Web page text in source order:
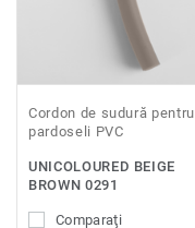
Cordon de sudură pentru
pardoseli PVC
UNICOLOURED BEIGE
BROWN 0291
Comparaţi